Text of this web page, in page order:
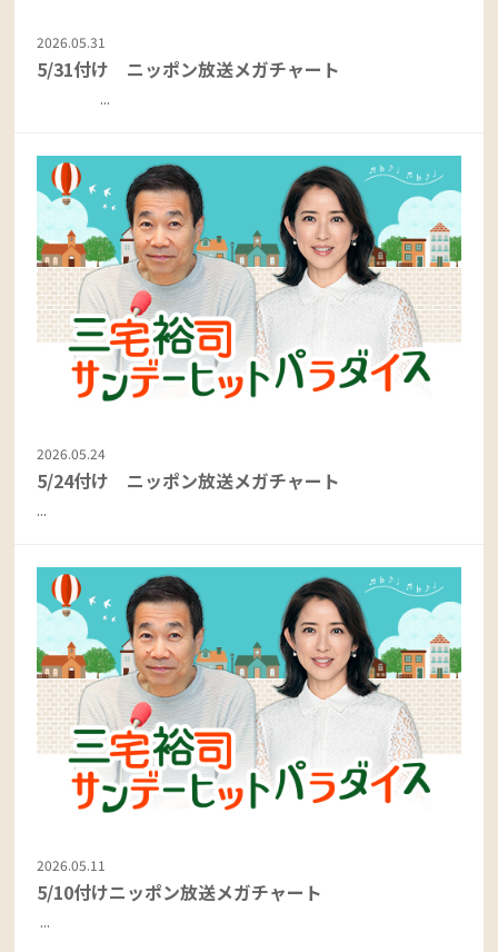
2026.05.31
5/31付け ニッポン放送メガチャート
...
2026.05.24
5/24付け ニッポン放送メガチャート
...
2026.05.11
5/10付けニッポン放送メガチャート
...